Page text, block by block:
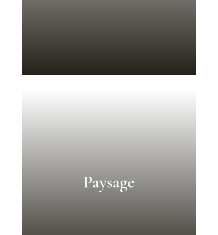
Paysage